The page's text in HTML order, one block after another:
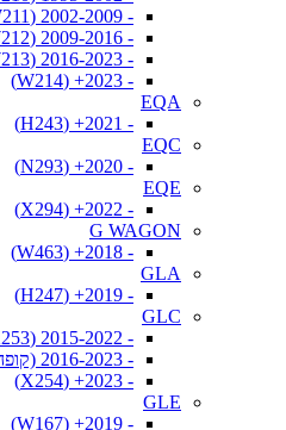
- 2002-2009 (W211)
- 2009-2016 (W212)
- 2016-2023 (W213)
- 2023+ (W214)
EQA
- 2021+ (H243)
EQC
- 2020+ (N293)
EQE
- 2022+ (X294)
G WAGON
- 2018+ (W463)
GLA
- 2019+ (H247)
GLC
- 2015-2022 (X253)
- 2016-2023 (קופה)
- 2023+ (X254)
GLE
- 2019+ (W167)